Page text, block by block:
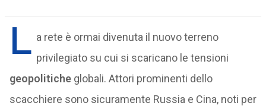
L a rete è ormai divenuta il nuovo terreno
privilegiato su cui si scaricano le tensioni
geopoliticheglobali. Attori prominenti dello
scacchiere sono sicuramente Russia e Cina, noti per